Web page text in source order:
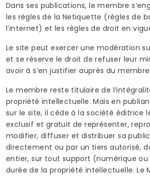
Dans ses publications, le membre
les règles de la Netiquette (règles de
l’internet) et les règles de droit en
Le site peut exercer une modération
et se réserve le droit de refuser leur
avoir à s’en justifier auprès du
Le membre reste titulaire de
propriété intellectuelle. Mais en
sur le site, il cède à la société éditrice
exclusif et gratuit de représenter,
modifier, diffuser et distribuer sa
directement ou par un tiers autorisé,
entier, sur tout support (numérique ou
durée de la propriété intellectuelle. Le